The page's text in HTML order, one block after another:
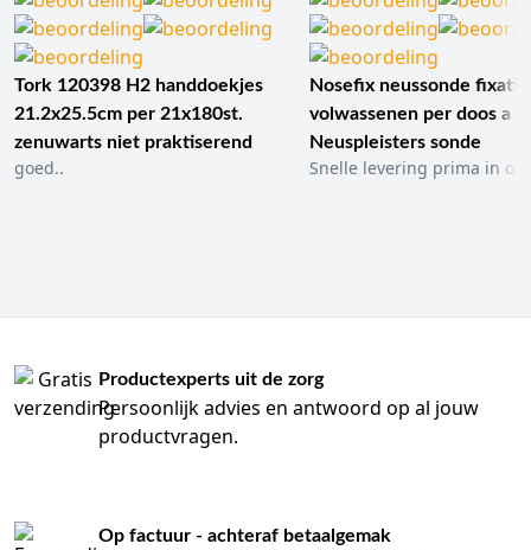
Tork 120398 H2 handdoekjes
21.2x25.5cm per 21x180st.
zenuwarts niet praktiserend
goed..
Nosefix neussonde
volwassenen per doos a
Neuspleisters sonde
Snelle levering prima in
Productexperts uit de zorg
Persoonlijk advies en antwoord op al jouw
productvragen.
Op factuur - achteraf betaalgemak